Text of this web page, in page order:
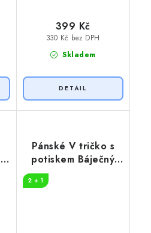
Skladem
330 Kč bez DPH
399 Kč
Pánské V tričko s
potiskem Báječný
2 + 1